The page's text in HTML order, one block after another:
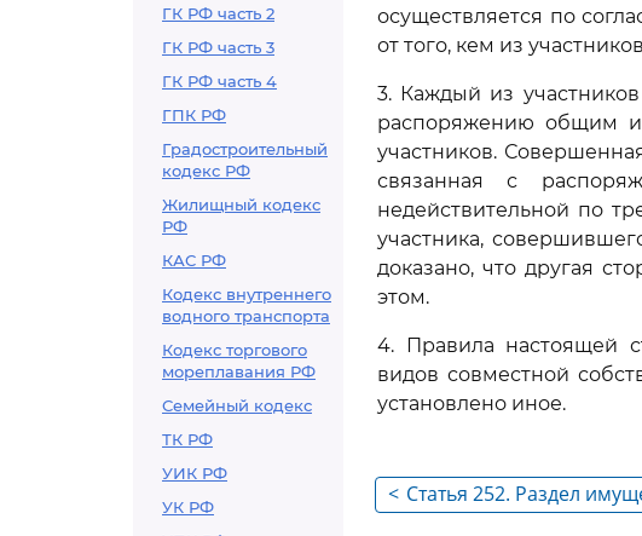
ГК РФ часть 2
ГК РФ часть 3
ГК РФ часть 4
ГПК РФ
Градостроительный
кодекс РФ
Жилищный кодекс
РФ
КАС РФ
Кодекс внутреннего
водного транспорта
Кодекс торгового
мореплавания РФ
Семейный кодекс
ТК РФ
УИК РФ
УК РФ
осуществляется по
от того, кем из
3. Каждый из
распоряжению общим
участников.
связанная с
недействительной по
участника,
доказано, что другая
этом.
4. Правила настоящей
видов совместной
установлено иное.
< Статья 252. Раздел